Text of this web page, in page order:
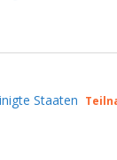
Staaten